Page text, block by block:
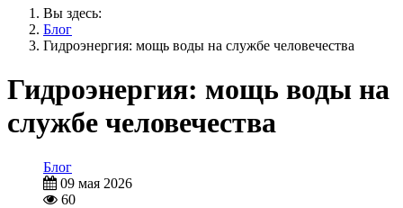
Вы здесь:
Блог
Гидроэнергия: мощь воды на службе человечества
Гидроэнергия: мощь воды на
службе человечества
Блог
09 мая 2026
60